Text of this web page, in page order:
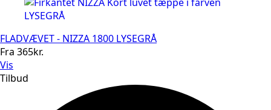
FLADVÆVET - NIZZA 1800 LYSEGRÅ
Fra 365kr.
Vis
Tilbud